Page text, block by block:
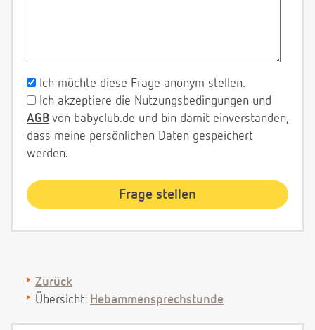
Ich möchte diese Frage anonym stellen.
Ich akzeptiere die Nutzungsbedingungen und
AGB von babyclub.de und bin damit einverstanden,
dass meine persönlichen Daten gespeichert
werden.
Zurück
Übersicht: Hebammensprechstunde